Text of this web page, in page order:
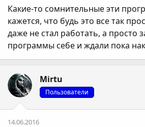
Какие-то сомнительные эти
кажется, что будь это все так
даже не стал работать, а просто
программы себе и ждали пока
Mirtu
Пользователи
14.06.2016